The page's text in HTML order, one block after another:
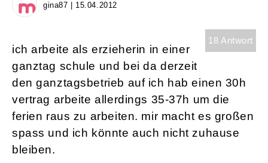
gina87 | 15.04.2012
18 Antwort
ich arbeite als erzieherin in einer
ganztag schule und bei da derzeit
den ganztagsbetrieb auf ich hab einen 30h
vertrag arbeite allerdings 35-37h um die
ferien raus zu arbeiten. mir macht es großen
spass und ich könnte auch nicht zuhause
bleiben.